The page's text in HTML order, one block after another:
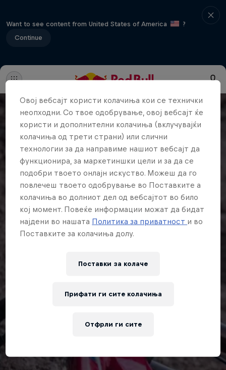
Want to see content from United States of America
?
Continue
Овој вебсајт користи колачиња кои се технички
неопходни. Со твое одобрување, овој вебсајт ќе
користи и дополнителни колачиња (вклучувајќи
колачиња од трети страни) или слични
технологии за да направиме нашиот вебсајт да
функционира, за маркетиншки цели и за да се
подобри твоето онлајн искуство. Можеш да го
повлечеш твоето одобрување во Поставките а
колачиња во долниот дел од вебсајтот во било
кој момент. Повеќе информации можат да бидат
најдени во нашата Политика за приватност и во
Поставките за колачиња долу.
Поставки за колачe
Отфрли ги сите
Прифати ги сите колачиња